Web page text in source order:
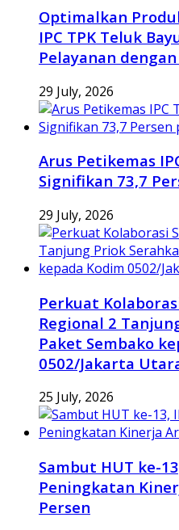
Optimalkan
IPC TPK Teluk
Pelayanan
29 July, 2026
Arus Petikemas
Signifikan 73,7
29 July, 2026
Perkuat
Regional 2
Paket Sembako
0502/Jakarta
25 July, 2026
Sambut HUT ke-
Peningkatan
Persen